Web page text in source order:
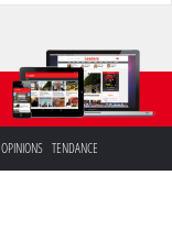
OPINIONS TENDANCE